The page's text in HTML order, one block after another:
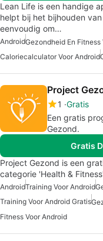
Lean Life is een handige
helpt bij het bijhouden
eenvoudig om…
AndroidGezondheid En Fitness
Caloriecalculator Voor Android
Project
1 Gratis
Een gratis
Gezond.
Gratis
Project Gezond is een
categorie 'Health &
AndroidTraining Voor Android
Training Voor Android Gratis
Fitness Voor Android